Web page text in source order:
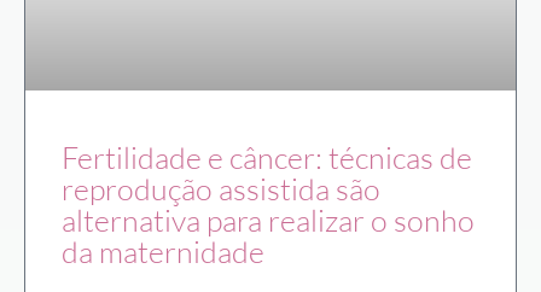
Fertilidade e câncer: técnicas de
reprodução assistida são
alternativa para realizar o sonho
da maternidade